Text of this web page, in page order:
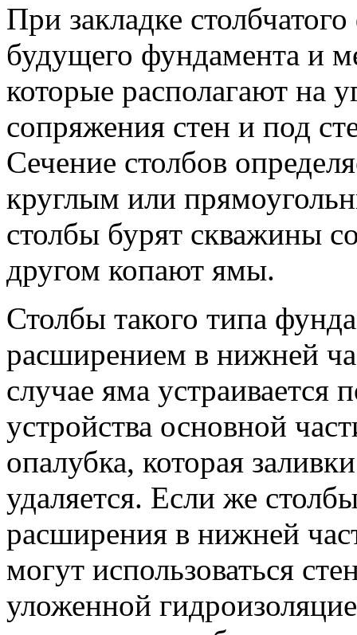
При закладке
будущего фундамента и
которые располагают на
сопряжения стен и под
Сечение столбов
круглым или
столбы бурят скважины
другом копают ямы.
Столбы такого типа
расширением в нижней
случае яма
устройства основной
опалубка, которая
удаляется. Если же
расширения в нижней
могут использоваться
уложенной